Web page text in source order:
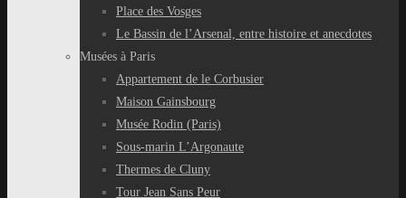
Place des Vosges
Le Bassin de l’Arsenal, entre histoire et anecdotes
Musées à Paris
Appartement de le Corbusier
Maison Gainsbourg
Musée Rodin (Paris)
Sous-marin L’Argonaute
Thermes de Cluny
Tour Jean Sans Peur